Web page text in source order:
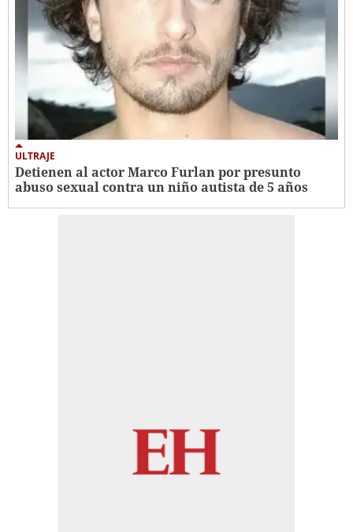
ULTRAJE
Detienen al actor Marco Furlan por presunto
abuso sexual contra un niño autista de 5 años